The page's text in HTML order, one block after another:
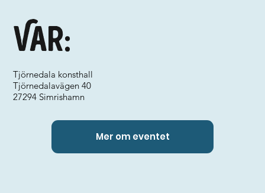
Var:
Tjörnedala konsthall
Tjörnedalavägen 40
27294 Simrishamn
Mer om eventet